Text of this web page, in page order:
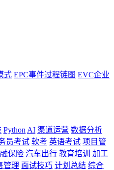
式 EPC事件过程链图 EVC企业
Python AI 渠道运营 数据分析
员考试 软考 英语考试 项目管
保险 汽车出行 教育培训
加工
管理 面试技巧 计划总结 综合